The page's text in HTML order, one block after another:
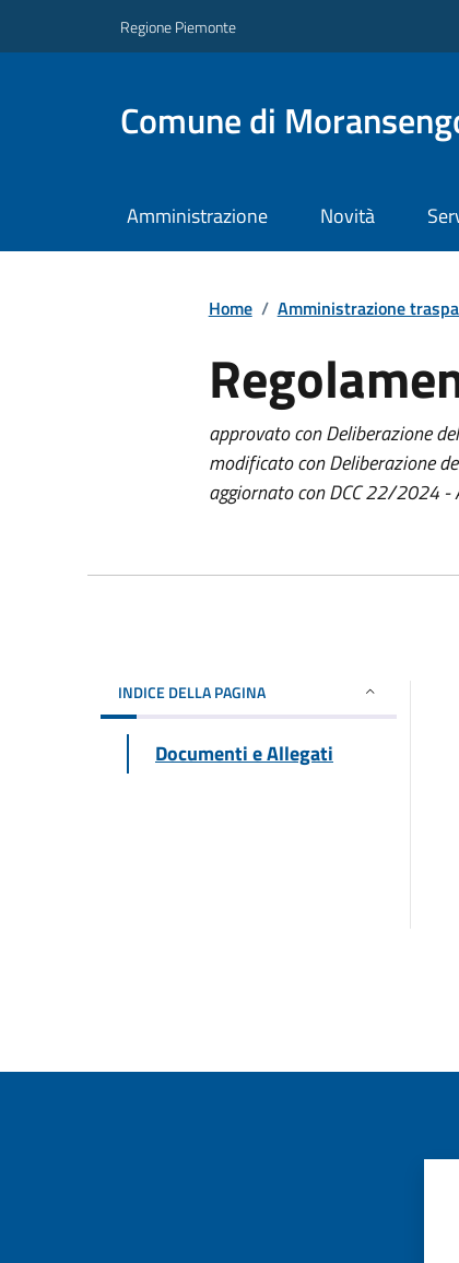
Regione Piemonte
Comune di
Amministrazione Novità
Home / Amministrazione
approvato con Deliberazione
modificato con Deliberazione
aggiornato con DCC 22/2024 -
INDICE DELLA PAGINA
Documenti e Allegati